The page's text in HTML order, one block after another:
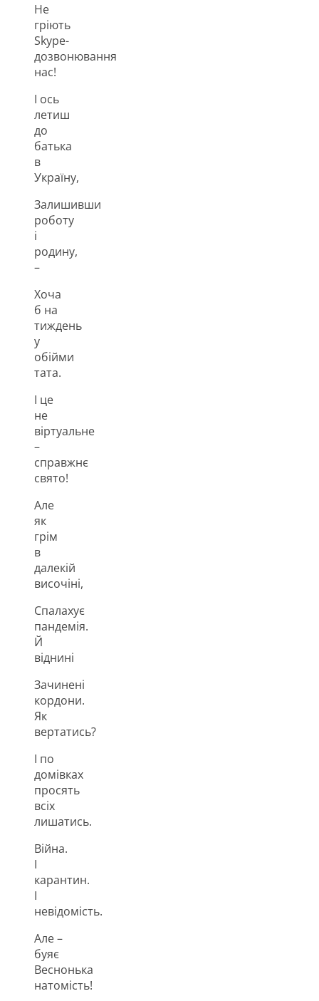
Не
гріють
Skype-
дозвонювання
нас!
І ось
летиш
до
батька
в
Україну,
Залишивши
роботу
і
родину,
–
Хоча
б на
тиждень
у
обійми
тата.
І це
не
віртуальне
–
справжнє
свято!
Але
як
грім
в
далекій
височіні,
Спалахує
пандемія.
Й
віднині
Зачинені
кордони.
Як
вертатись?
І по
домівках
просять
всіх
лишатись.
Війна.
І
карантин.
І
невідомість.
Але –
буяє
Веснонька
натомість!